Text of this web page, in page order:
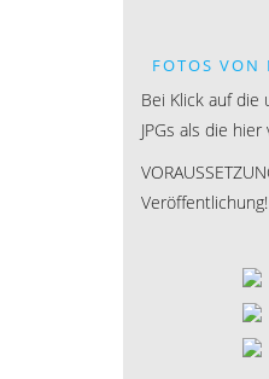
FOTOS VON
Bei Klick auf
JPGs als die
Veröffentlichung!